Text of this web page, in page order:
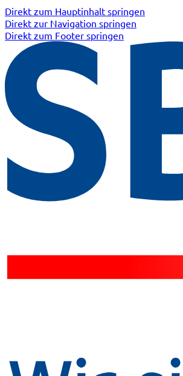
Direkt zum Hauptinhalt springen
Direkt zur Navigation springen
Direkt zum Footer springen